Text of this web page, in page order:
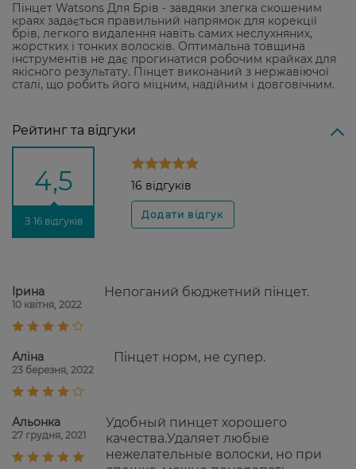
Пінцет Watsons Для Брів - завдяки злегка скошеним
краях задається правильний напрямок для корекції
брів, легкого видалення навіть самих неслухняних,
жорстких і тонких волосків. Оптимальна товщина
інструментів не дає прогинатися робочим крайках для
якісного результату. Пінцет виконаний з нержавіючої
сталі, що робить його міцним, надійним і довговічним.
Рейтинг та відгуки
4,5
З 16 відгуків
16 відгуків
Ірина
10 квітня, 2022
Непоганий бюджетний пінцет.
Аліна
23 березня, 2022
Пінцет норм, не супер.
Альонка
27 грудня, 2021
Удобный пинцет хорошего
качества.Удаляет любые
нежелательные волоски, но при